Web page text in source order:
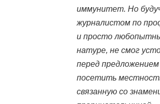
иммунитет. Но
журналистом по
и просто
натуре, не смог
перед предложением
посетить
связанную со